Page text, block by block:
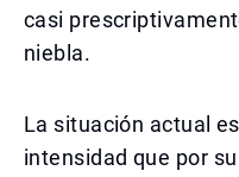
casi
niebla.
La situación actual
intensidad que por